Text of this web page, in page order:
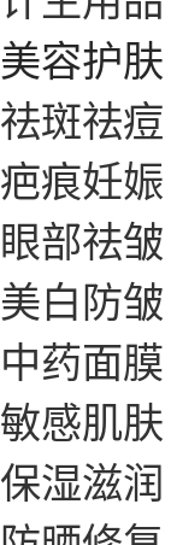
美容护肤
祛斑祛痘
疤痕妊娠
眼部祛皱
美白防皱
中药面膜
敏感肌肤
保湿滋润